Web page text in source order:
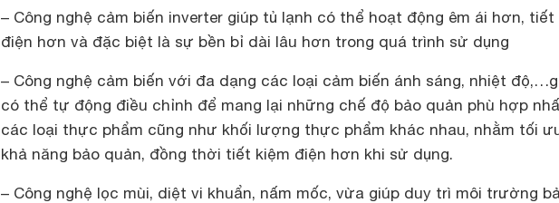
– Công nghệ cảm biến inverter giúp tủ lạnh có thể hoạt động êm ái hơn, tiết
điện hơn và đặc biệt là sự bền bỉ dài lâu hơn trong quá trình sử dụng
– Công nghệ cảm biến với đa dạng các loại cảm biến ánh sáng, nhiệt
có thể tự động điều chỉnh để mang lại những chế độ bảo quản phù hợp
các loại thực phẩm cũng như khối lượng thực phẩm khác nhau, nhằm tối
khả năng bảo quản, đồng thời tiết kiệm điện hơn khi sử dụng.
– Công nghệ lọc mùi, diệt vi khuẩn, nấm mốc, vừa giúp duy trì môi trường